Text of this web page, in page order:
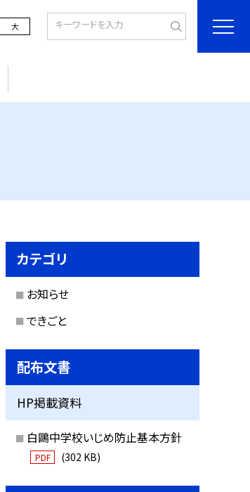
大
カテゴリ
お知らせ
できごと
配布文書
HP掲載資料
白鷗中学校いじめ防止基本方針
PDF (302 KB)